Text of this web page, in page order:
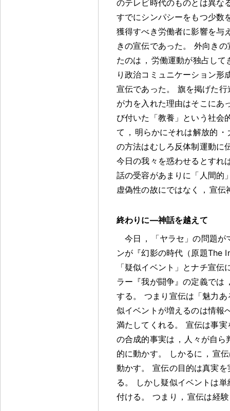
のテレビ時代のものとは異な
すでにシンパシーをもつ少数
獲得すべき労働者に影響を与
きの宣伝であった 。
外向きの
たのは ， 労働運動が独占して
り政治コミュニケーション形
宣伝であった 。
旗を掲げた
が力を入れた理由はそこにあ
び付いた「教養」という社会
て ， 明らかにそれは解放的 ・
の方法はむしろ反体制運動に
今日の我々を惑わせるとすれ
話の受容があまりに「人間的
虚偽性の故にではなく
， 宣伝
終わりに―神話を越えて
今日 ，
「ヤラセ」の問題
ンが『幻影の時代（原題The
「疑似イベント」とナチ宣伝
ラー『我が闘争』の定義では
する 。
つまり宣伝は「魅力
似イベントが増えるのは情報
満たしてくれる 。
宣伝は事実
の合成的事実は ， 人々が自ら
的に動かす。 しかるに ， 宣
動かす。
宣伝の目的は真実
る 。
しかし疑似イベントは
付ける 。 つまり ， 宣伝は経